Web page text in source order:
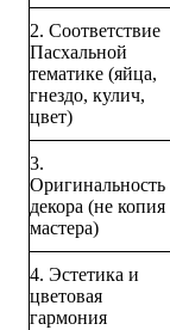
2. Соответствие
Пасхальной
тематике (яйца,
гнездо, кулич,
цвет)
3.
Оригинальность
декора (не копия
мастера)
4. Эстетика и
цветовая
гармония